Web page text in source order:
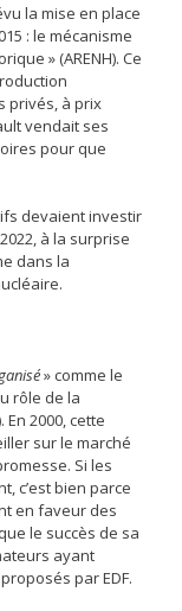
la mise en place
: le mécanisme
» (ARENH). Ce
privés, à prix
vendait ses
pour que
devaient investir
à la surprise
dans la
» comme le
rôle de la
En 2000, cette
sur le marché
Si les
c’est bien parce
en faveur des
le succès de sa
ayant
par EDF.